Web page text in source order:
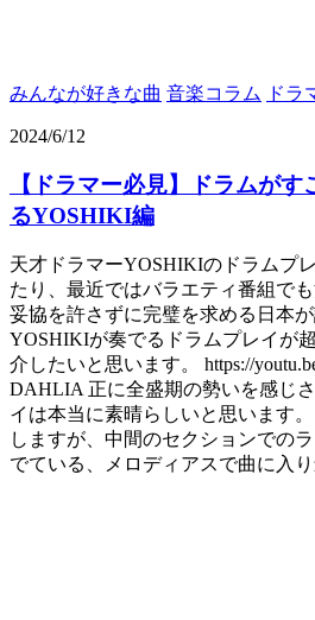
みんなが好きな曲 音楽コラム ドラ
2024/6/12
【ドラマー必見】ドラムが
るYOSHIKI編
天才ドラマーYOSHIKIのドラムプ
たり、最近ではバラエティ番組で
妥協を許さずに完璧を求める日本
YOSHIKIが奏でるドラムプレイが
介したいと思います。 https://
DAHLIA 正に全盛期の勢いを感じ
イは本当に素晴らしいと思います
しますが、中間のセクションでの
でている、メロディアスで曲に入